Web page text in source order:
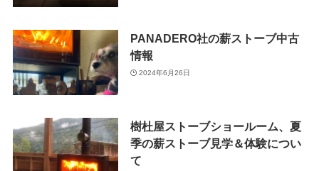
PANADERO社の薪ストーブ中古
情報
2024年6月26日
樹杜屋ストーブショールーム、夏
季の薪ストーブ見学＆体験につい
て